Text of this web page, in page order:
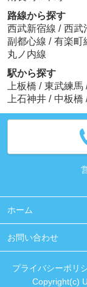
路線から探す
西武新宿線 / 西武
副都心線 / 有楽町
丸ノ内線
駅から探す
上板橋 / 東武練馬
上石神井 / 中板橋
ホーム
お問い合わせ
プライバシーポリ
Copyright(c)